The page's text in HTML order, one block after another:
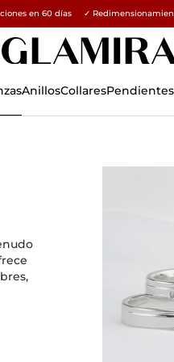
15% en todos los pedidos →
en 60 días ✓
AnillosCollaresPendientes